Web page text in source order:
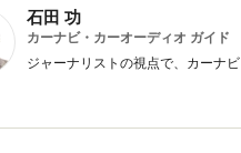
石田 功
カーナビ・カーオーディオ ガイド
ジャーナリストの視点で、カーナ